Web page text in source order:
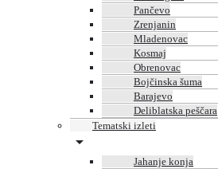
Pančevo
Zrenjanin
Mladenovac
Kosmaj
Obrenovac
Bojčinska šuma
Barajevo
Deliblatska peščara
Tematski izleti
Jahanje konja